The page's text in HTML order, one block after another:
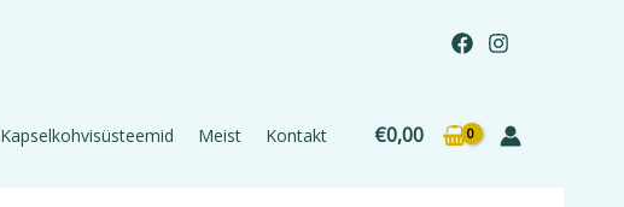
Kapselkohvisüsteemid Meist Kontakt €0,00